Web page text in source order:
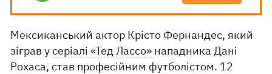
Мексиканський актор Крісто Фернандес, який
зіграв усеріалі «Тед Лассо» нападника Дані
Рохаса, став професійним футболістом. 12